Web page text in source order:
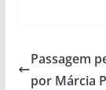
Passagem
por Márcia